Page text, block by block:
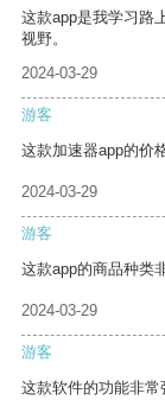
这款app是我学习路
视野。
2024-03-29
游客
这款加速器app的价
2024-03-29
游客
这款app的商品种类
2024-03-29
游客
这款软件的功能非常